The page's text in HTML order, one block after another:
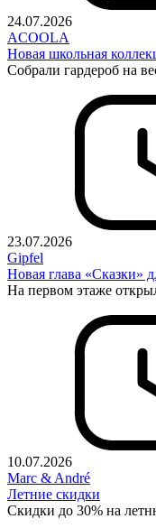
24.07.2026
ACOOLA
Новая школьная
Собрали гардероб на
23.07.2026
Gipfel
Новая глава «Сказки»
На первом этаже
10.07.2026
Marc & André
Летние скидки
Скидки до 30% на